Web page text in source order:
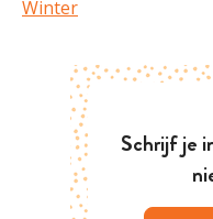
Winter
Schrijf je